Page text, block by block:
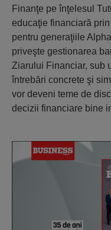
Finanţe pe înţelesul
educaţie financiară
pentru generaţiile
priveşte gestionarea
Ziarului Financiar, sub
întrebări concrete şi
vor deveni teme de
decizii financiare bine